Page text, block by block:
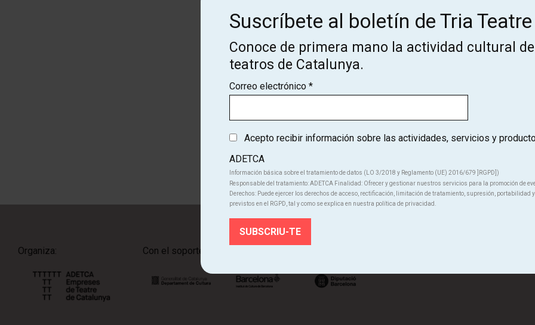
¡Suscríbete al boletín de Tria
SUSCRÍBETE
Organiza: Con el soporte de:
Suscríbete al boletín de Tria Teatre
Conoce de primera mano la actividad cultural
teatros de Catalunya.
Correo electrónico *
Acepto recibir información sobre las actividades, servicios y
ADETCA
Información básica sobre el tratamiento de datos (LO 3/2018 y Reglamento (UE) 2016/679 ]RGPD])
Responsable del tratamiento: ADETCA Finalidad: Ofrecer y gestionar nuestros servicios para la promoción de
Derechos: Puede ejercer los derechos de acceso, rectificación, limitación de tratamiento, supresión, portabilidad y
previstos en el RGPD, tal y como se explica en nuestra política de privacidad.